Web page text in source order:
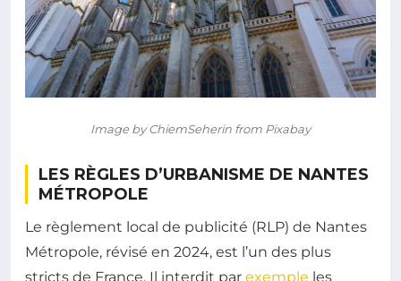
Image by ChiemSeherin from Pixabay
LES RÈGLES D’URBANISME DE NANTES
MÉTROPOLE
Le règlement local de publicité (RLP) de Nantes
Métropole, révisé en 2024, est l’un des plus
stricts de France. Il interdit par exemple les